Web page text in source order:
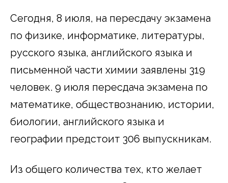
Сегодня, 8 июля, на пересдачу экзамена
по физике, информатике, литературы,
русского языка, английского языка и
письменной части химии заявлены 319
человек. 9 июля пересдача экзамена по
математике, обществознанию, истории,
биологии, английского языка и
географии предстоит 306 выпускникам.
Из общего количества тех, кто желает